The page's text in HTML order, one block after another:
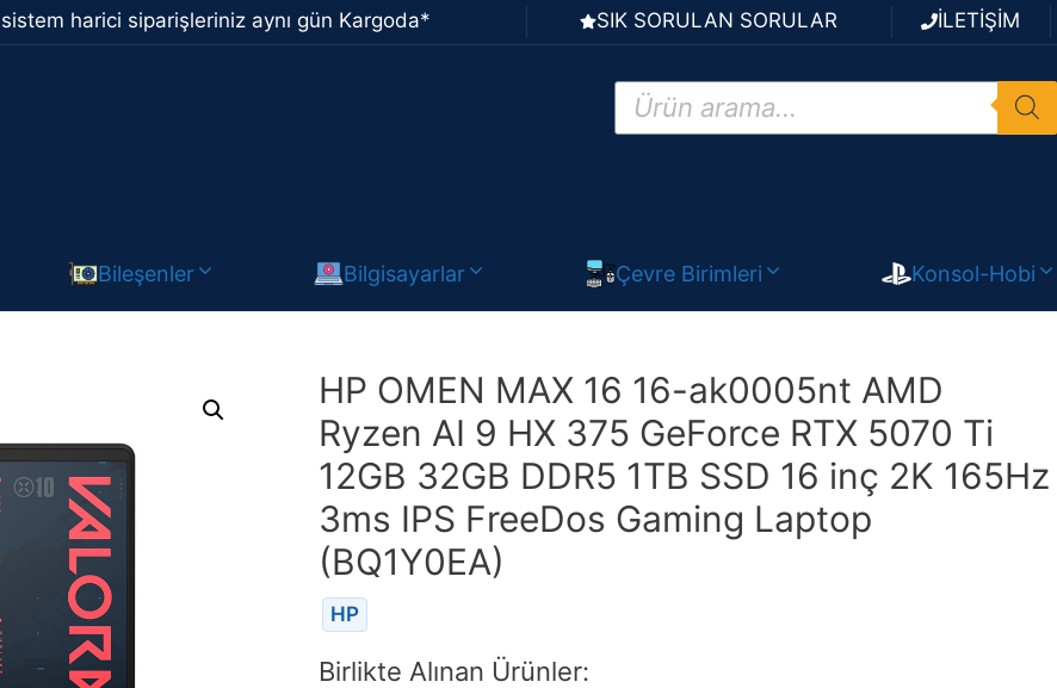
harici siparişleriniz aynı gün Kargoda* SIK SORULAN SORULAR İLETİŞİM
Products
search
Bileşenler Bilgisayarlar Çevre Birimleri Konsol-Hobi
HP OMEN MAX 16 16-ak0005nt AMD
Ryzen AI 9 HX 375 GeForce RTX 5070 Ti
12GB 32GB DDR5 1TB SSD 16 inç 2K 165Hz
3ms IPS FreeDos Gaming Laptop
(BQ1Y0EA)
HP
Birlikte Alınan Ürünler: